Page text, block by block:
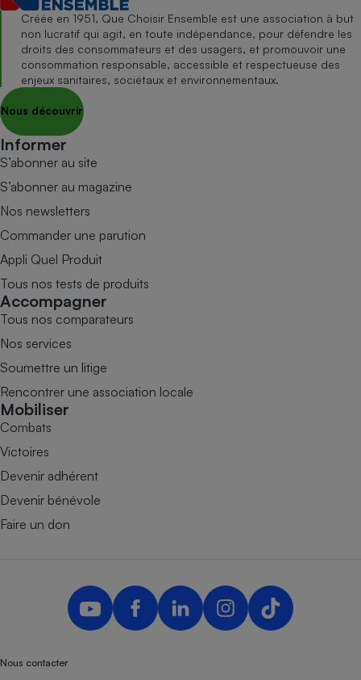
Créée en 1951, Que Choisir Ensemble est une association à but
non lucratif qui agit, en toute indépendance, pour défendre les
droits des consommateurs et des usagers, et promouvoir une
consommation responsable, accessible et respectueuse des
enjeux sanitaires, sociétaux et environnementaux.
Nous découvrir
Informer
S’abonner au site
S’abonner au magazine
Nos newsletters
Commander une parution
Appli Quel Produit
Tous nos tests de produits
Accompagner
Tous nos comparateurs
Nos services
Soumettre un litige
Rencontrer une association locale
Mobiliser
Combats
Victoires
Devenir adhérent
Devenir bénévole
Faire un don
Nous contacter